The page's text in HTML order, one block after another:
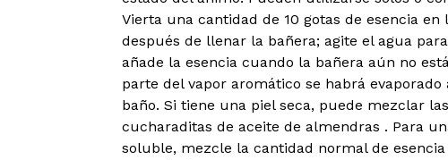
Vierta una cantidad de 10 gotas de esencia
después de llenar la bañera; agite el agua
añade la esencia cuando la bañera aún no
parte del vapor aromático se habrá
baño. Si tiene una piel seca, puede mezclar
cucharaditas de aceite de almendras . Para
soluble, mezcle la cantidad normal de